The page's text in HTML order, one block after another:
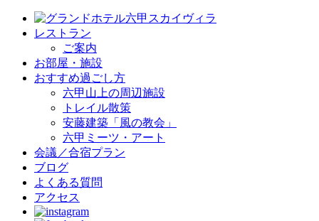
レストラン
ご案内
お部屋・施設
おすすめ過ごし方
六甲山上の周辺施設
トレイル散策
安藤建築「風の教会」
六甲ミーツ・アート
会議／合宿プラン
ブログ
よくある質問
アクセス